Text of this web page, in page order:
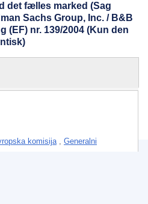
det fælles marked (Sag
Sachs Group, Inc. / B&B
(EF) nr. 139/2004 (Kun den
komisija
Generalni
unije